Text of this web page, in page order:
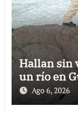
Hallan sin
un río en
Ago 6, 2026